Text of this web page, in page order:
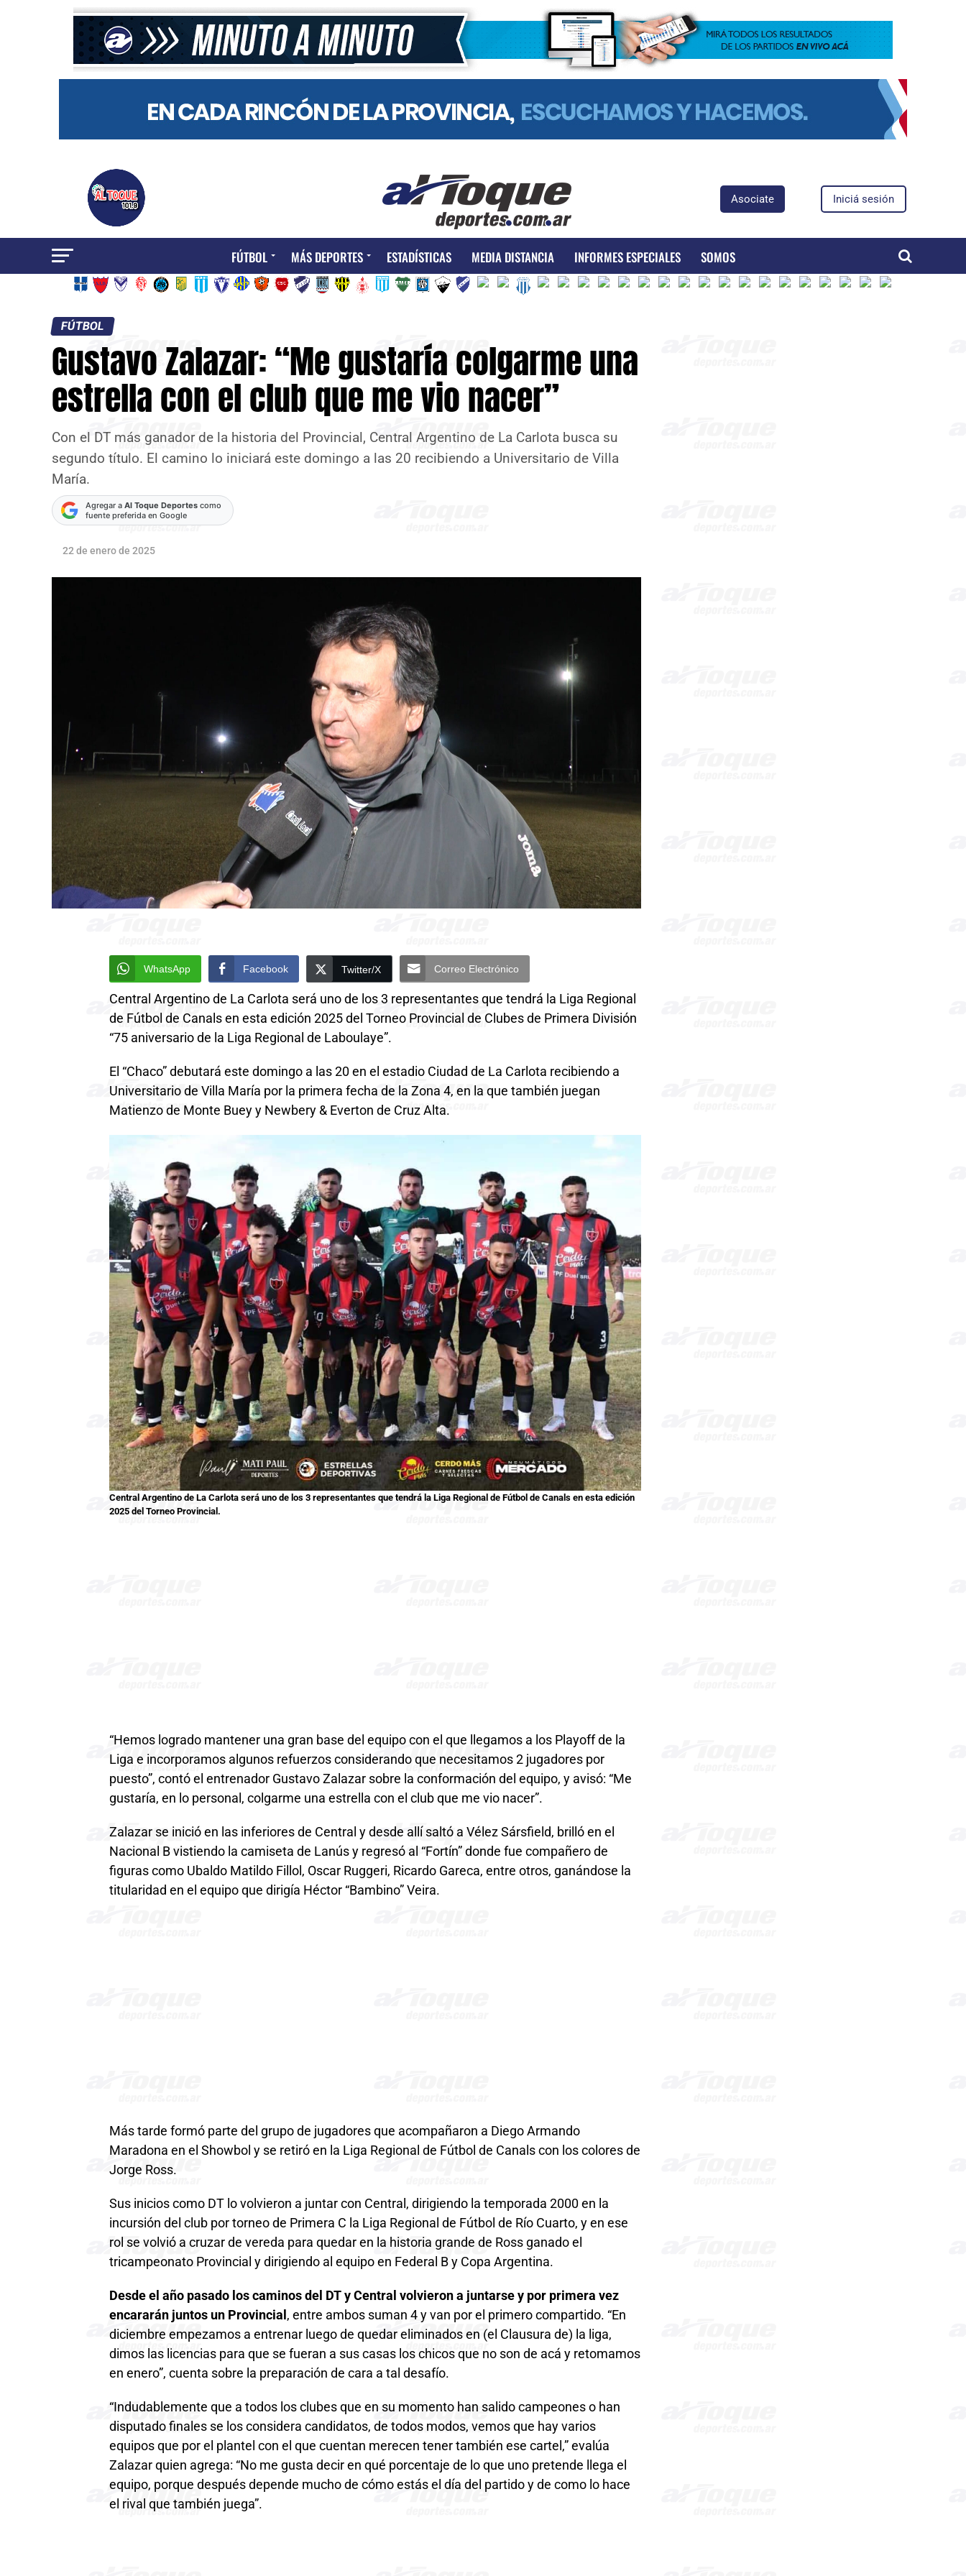
Asociate Iniciá sesión
FÚTBOL MÁS DEPORTES ESTADÍSTICAS MEDIA DISTANCIA INFORMES ESPECIALES SOMOS
FÚTBOL
Gustavo Zalazar: “Me gustaría colgarme una
estrella con el club que me vio nacer”
Con el DT más ganador de la historia del Provincial, Central Argentino de La Carlota busca su
segundo título. El camino lo iniciará este domingo a las 20 recibiendo a Universitario de Villa
María.
Agregar a Al Toque Deportes como
fuente preferida en Google
22 de enero de 2025
WhatsApp Facebook Twitter/X Correo Electrónico
Central Argentino de La Carlota será uno de los 3 representantes que tendrá la Liga Regional
de Fútbol de Canals en esta edición 2025 del Torneo Provincial de Clubes de Primera División
“75 aniversario de la Liga Regional de Laboulaye”.
El “Chaco” debutará este domingo a las 20 en el estadio Ciudad de La Carlota recibiendo a
Universitario de Villa María por la primera fecha de la Zona 4, en la que también juegan
Matienzo de Monte Buey y Newbery & Everton de Cruz Alta.
Central Argentino de La Carlota será uno de los 3 representantes que tendrá la Liga Regional de Fútbol de Canals en esta edición
2025 del Torneo Provincial.
“Hemos logrado mantener una gran base del equipo con el que llegamos a los Playoff de la
Liga e incorporamos algunos refuerzos considerando que necesitamos 2 jugadores por
puesto”, contó el entrenador Gustavo Zalazar sobre la conformación del equipo, y avisó: “Me
gustaría, en lo personal, colgarme una estrella con el club que me vio nacer”.
Zalazar se inició en las inferiores de Central y desde allí saltó a Vélez Sársfield, brilló en el
Nacional B vistiendo la camiseta de Lanús y regresó al “Fortín” donde fue compañero de
figuras como Ubaldo Matildo Fillol, Oscar Ruggeri, Ricardo Gareca, entre otros, ganándose la
titularidad en el equipo que dirigía Héctor “Bambino” Veira.
Más tarde formó parte del grupo de jugadores que acompañaron a Diego Armando
Maradona en el Showbol y se retiró en la Liga Regional de Fútbol de Canals con los colores de
Jorge Ross.
Sus inicios como DT lo volvieron a juntar con Central, dirigiendo la temporada 2000 en la
incursión del club por torneo de Primera C la Liga Regional de Fútbol de Río Cuarto, y en ese
rol se volvió a cruzar de vereda para quedar en la historia grande de Ross ganado el
tricampeonato Provincial y dirigiendo al equipo en Federal B y Copa Argentina.
Desde el año pasado los caminos del DT y Central volvieron a juntarse y por primera vez
encararán juntos un Provincial , entre ambos suman 4 y van por el primero compartido. “En
diciembre empezamos a entrenar luego de quedar eliminados en (el Clausura de) la liga,
dimos las licencias para que se fueran a sus casas los chicos que no son de acá y retomamos
en enero”, cuenta sobre la preparación de cara a tal desafío.
“Indudablemente que a todos los clubes que en su momento han salido campeones o han
disputado finales se los considera candidatos, de todos modos, vemos que hay varios
equipos que por el plantel con el que cuentan merecen tener también ese cartel,” evalúa
Zalazar quien agrega: “No me gusta decir en qué porcentaje de lo que uno pretende llega el
equipo, porque después depende mucho de cómo estás el día del partido y de como lo hace
el rival que también juega”.